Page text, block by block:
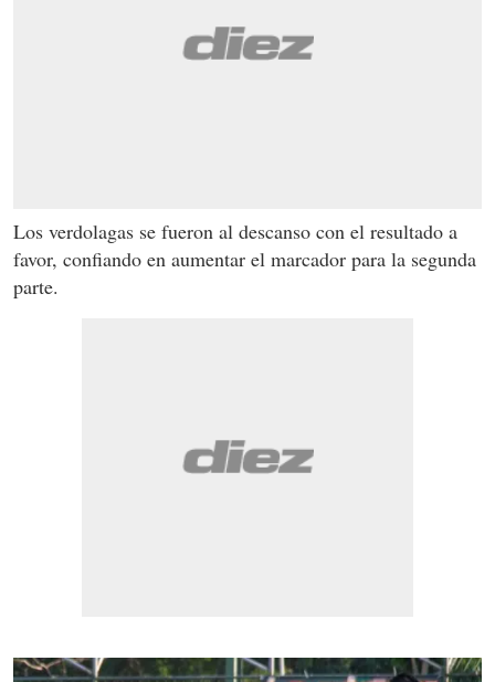
Los verdolagas se fueron al descanso con el resultado a
favor, confiando en aumentar el marcador para la segunda
parte.